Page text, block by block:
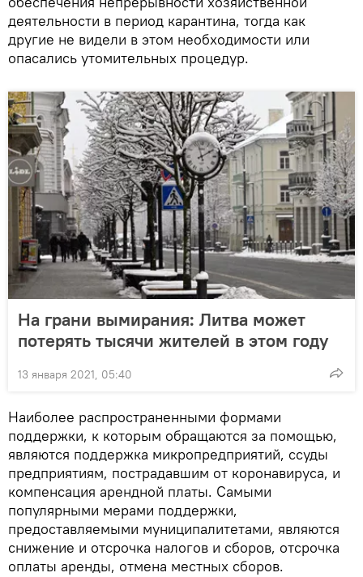
деятельности в период карантина, тогда как
другие не видели в этом необходимости или
опасались утомительных процедур.
На грани вымирания: Литва может
потерять тысячи жителей в этом году
13 января 2021, 05:40
Наиболее распространенными формами
поддержки, к которым обращаются за помощью,
являются поддержка микропредприятий, ссуды
предприятиям, пострадавшим от коронавируса, и
компенсация арендной платы. Самыми
популярными мерами поддержки,
предоставляемыми муниципалитетами, являются
снижение и отсрочка налогов и сборов, отсрочка
оплаты аренды, отмена местных сборов.